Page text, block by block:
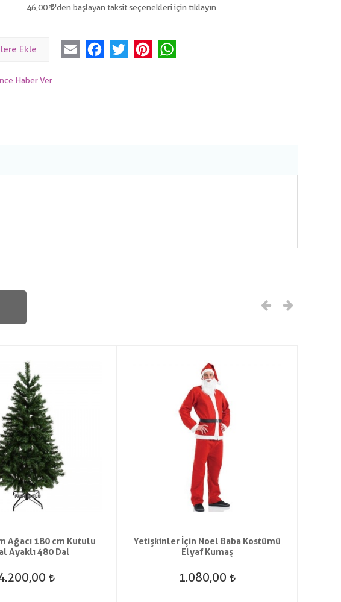
46,00 'den başlayan taksit seçenekleri için tıklayın
Ekle Email FacebookTwitter Pinterest
Haber Ver
Ağacı 180 cm Kutulu
Ayaklı 480 Dal
Yetişkinler İçin Noel Baba Kostümü
Elyaf Kumaş
1.080,00